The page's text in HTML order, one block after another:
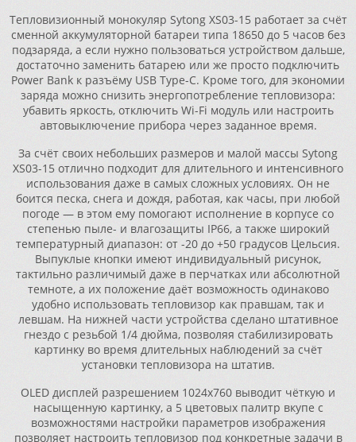
Тепловизионный монокуляр Sytong XS03-15 работает за счёт
сменной аккумуляторной батареи типа 18650 до 5 часов без
подзаряда, а если нужно пользоваться устройством дальше,
достаточно заменить батарею или же просто подключить
Power Bank к разъёму USB Type-C. Кроме того, для экономии
заряда можно снизить энергопотребление тепловизора:
убавить яркость, отключить Wi-Fi модуль или настроить
автовыключение прибора через заданное время.
За счёт своих небольших размеров и малой массы Sytong
XS03-15 отлично подходит для длительного и интенсивного
использования даже в самых сложных условиях. Он не
боится песка, снега и дождя, работая, как часы, при любой
погоде — в этом ему помогают исполнение в корпусе со
степенью пыле- и влагозащиты IP66, а также широкий
температурный диапазон: от -20 до +50 градусов Цельсия.
Выпуклые кнопки имеют индивидуальный рисунок,
тактильно различимый даже в перчатках или абсолютной
темноте, а их положение даёт возможность одинаково
удобно использовать тепловизор как правшам, так и
левшам. На нижней части устройства сделано штативное
гнездо с резьбой 1/4 дюйма, позволяя стабилизировать
картинку во время длительных наблюдений за счёт
установки тепловизора на штатив.
OLED дисплей разрешением 1024х760 выводит чёткую и
насыщенную картинку, а 5 цветовых палитр вкупе с
возможностями настройки параметров изображения
позволяет настроить тепловизор под конкретные задачи в